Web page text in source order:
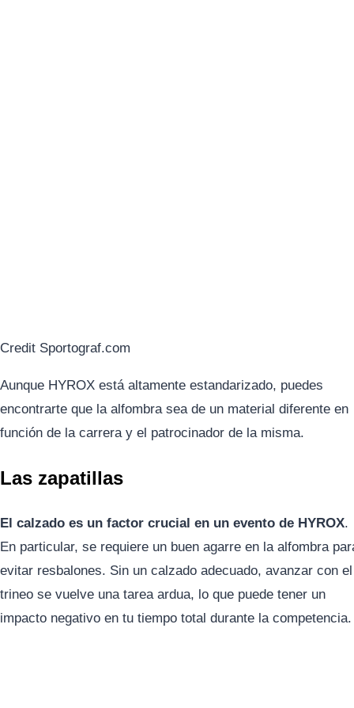
Credit Sportograf.com
Aunque HYROX está altamente estandarizado, puedes
encontrarte que la alfombra sea de un material diferente en
función de la carrera y el patrocinador de la misma.
Las zapatillas
El calzado es un factor crucial en un evento de HYROX.
En particular, se requiere un buen agarre en la alfombra
evitar resbalones. Sin un calzado adecuado, avanzar con el
trineo se vuelve una tarea ardua, lo que puede tener un
impacto negativo en tu tiempo total durante la competencia.